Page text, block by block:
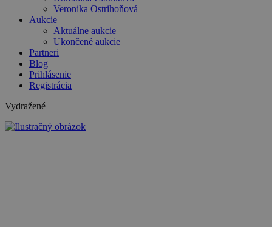
Veronika Ostrihoňová
Aukcie
Aktuálne aukcie
Ukončené aukcie
Partneri
Blog
Prihlásenie
Registrácia
Vydražené